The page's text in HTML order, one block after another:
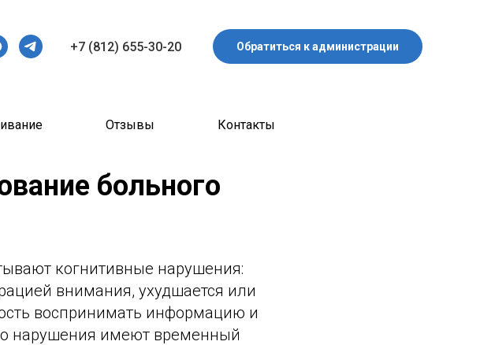
+7 (812) 655-30-20 Обратиться к администрации
Отзывы Контакты
больного
когнитивные нарушения:
внимания, ухудшается или
воспринимать информацию и
нарушения имеют временный